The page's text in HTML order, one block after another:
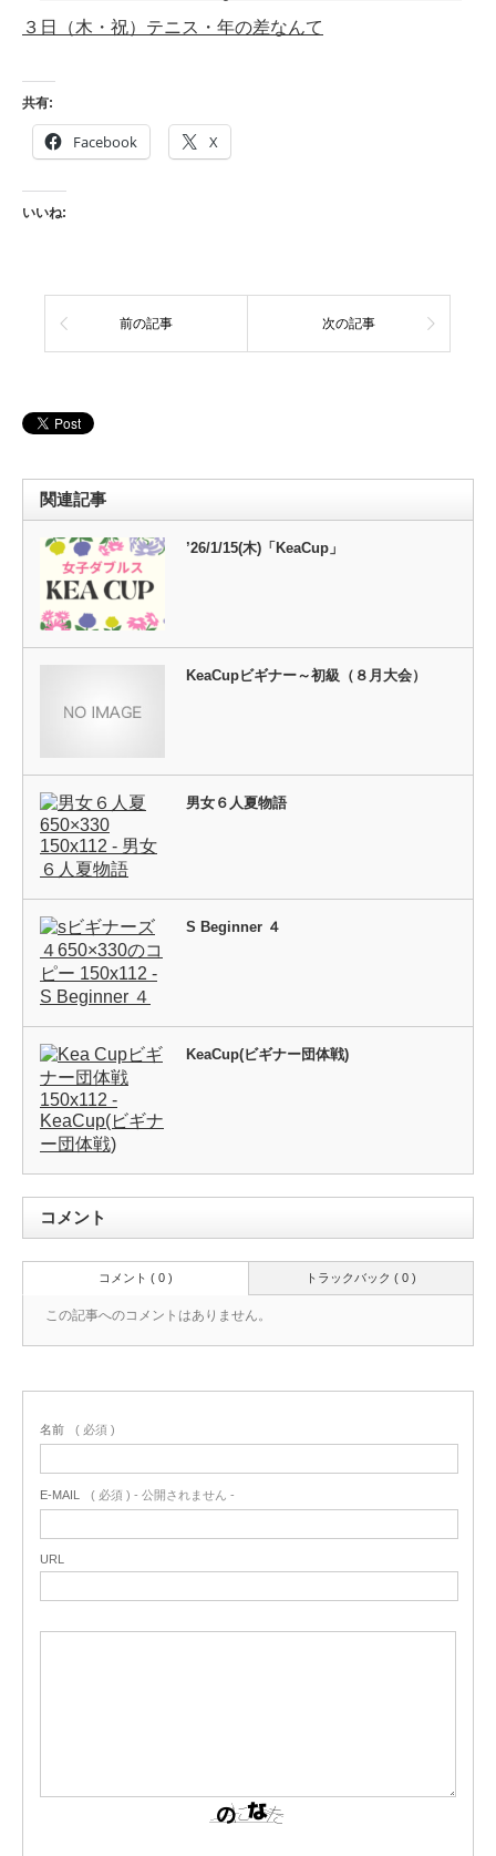
共有:
Facebook X
いいね:
前の記事 次の記事
関連記事
’26/1/15(木)「KeaCup」
KeaCupビギナー～初級（８月大会）
男女６人夏物語
S Beginner ４
KeaCup(ビギナー団体戦)
コメント
トラックバック ( 0 )
コメント ( 0 )
この記事へのコメントはありません。
名前 ( 必須 )
E-MAIL ( 必須 ) - 公開されません -
URL